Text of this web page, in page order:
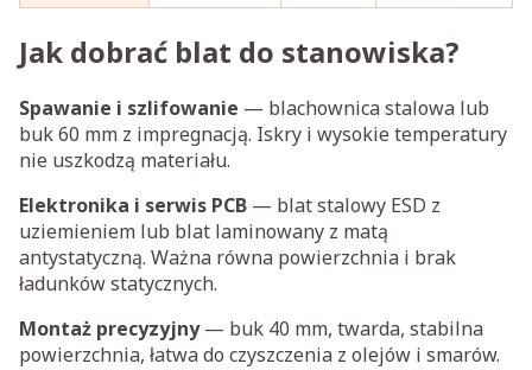
Jak dobrać blat do stanowiska?
Spawanie i szlifowanie — blachownica stalowa lub
buk 60 mm z impregnacją. Iskry i wysokie temperatury
nie uszkodzą materiału.
Elektronika i serwis PCB — blat stalowy ESD z
uziemieniem lub blat laminowany z matą
antystatyczną. Ważna równa powierzchnia i brak
ładunków statycznych.
Montaż precyzyjny— buk 40 mm, twarda, stabilna
powierzchnia, łatwa do czyszczenia z olejów i smarów.